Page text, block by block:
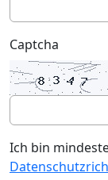
Captcha
Ich bin